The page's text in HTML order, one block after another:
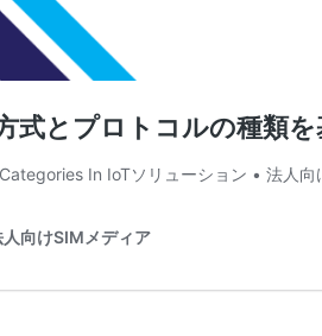
式とプロトコルの種類
In IoTソリューション • 法人
人向けSIMメディア